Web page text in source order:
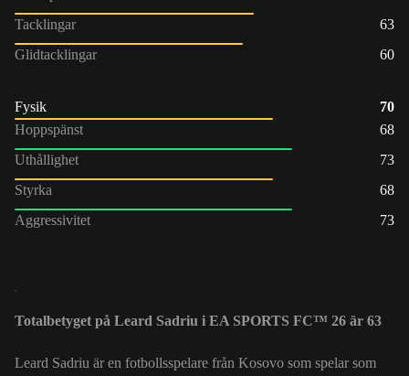
Tacklingar
63
Glidtacklingar
60
Fysik
70
Hoppspänst
68
Uthållighet
73
Styrka
68
Aggressivitet
73
Totalbetyget på Leard Sadriu i EA SPORTS FC™ 26 är 63
Leard Sadriu är en fotbollsspelare från Kosovo som spelar som